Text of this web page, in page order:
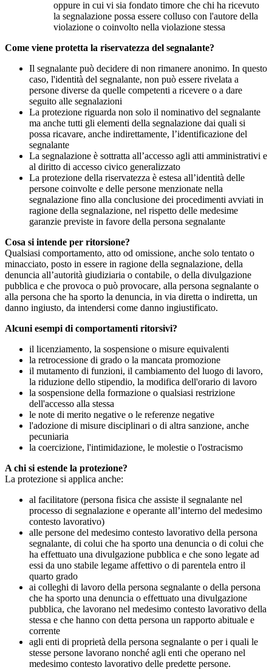
oppure in cui vi sia fondato timore che chi ha ricevuto
la segnalazione possa essere colluso con l'autore della
violazione o coinvolto nella violazione stessa
Come viene protetta la riservatezza del segnalante?
Il segnalante può decidere di non rimanere anonimo. In questo
caso, l'identità del segnalante, non può essere rivelata a
persone diverse da quelle competenti a ricevere o a dare
seguito alle segnalazioni
La protezione riguarda non solo il nominativo del segnalante
ma anche tutti gli elementi della segnalazione dai quali si
possa ricavare, anche indirettamente, l’identificazione del
segnalante
La segnalazione è sottratta all’accesso agli atti amministrativi e
al diritto di accesso civico generalizzato
La protezione della riservatezza è estesa all’identità delle
persone coinvolte e delle persone menzionate nella
segnalazione fino alla conclusione dei procedimenti avviati in
ragione della segnalazione, nel rispetto delle medesime
garanzie previste in favore della persona segnalante
Cosa si intende per ritorsione?
Qualsiasi comportamento, atto od omissione, anche solo tentato o
minacciato, posto in essere in ragione della segnalazione, della
denuncia all’autorità giudiziaria o contabile, o della divulgazione
pubblica e che provoca o può provocare, alla persona segnalante o
alla persona che ha sporto la denuncia, in via diretta o indiretta, un
danno ingiusto, da intendersi come danno ingiustificato.
Alcuni esempi di comportamenti ritorsivi?
il licenziamento, la sospensione o misure equivalenti
la retrocessione di grado o la mancata promozione
il mutamento di funzioni, il cambiamento del luogo di lavoro,
la riduzione dello stipendio, la modifica dell'orario di lavoro
la sospensione della formazione o qualsiasi restrizione
dell'accesso alla stessa
le note di merito negative o le referenze negative
l'adozione di misure disciplinari o di altra sanzione, anche
pecuniaria
la coercizione, l'intimidazione, le molestie o l'ostracismo
A chi si estende la protezione?
La protezione si applica anche:
al facilitatore (persona fisica che assiste il segnalante nel
processo di segnalazione e operante all’interno del medesimo
contesto lavorativo)
alle persone del medesimo contesto lavorativo della persona
segnalante, di colui che ha sporto una denuncia o di colui che
ha effettuato una divulgazione pubblica e che sono legate ad
essi da uno stabile legame affettivo o di parentela entro il
quarto grado
ai colleghi di lavoro della persona segnalante o della persona
che ha sporto una denuncia o effettuato una divulgazione
pubblica, che lavorano nel medesimo contesto lavorativo della
stessa e che hanno con detta persona un rapporto abituale e
corrente
agli enti di proprietà della persona segnalante o per i quali le
stesse persone lavorano nonché agli enti che operano nel
medesimo contesto lavorativo delle predette persone.